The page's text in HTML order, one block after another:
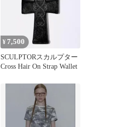
¥ 7,500
SCULPTORスカルプター
Cross Hair On Strap Wallet